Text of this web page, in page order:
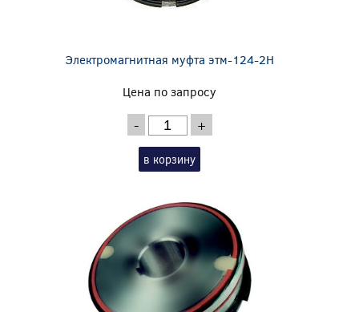
Электромагнитная муфта этм-124-2Н
Цена по запросу
- +
в корзину